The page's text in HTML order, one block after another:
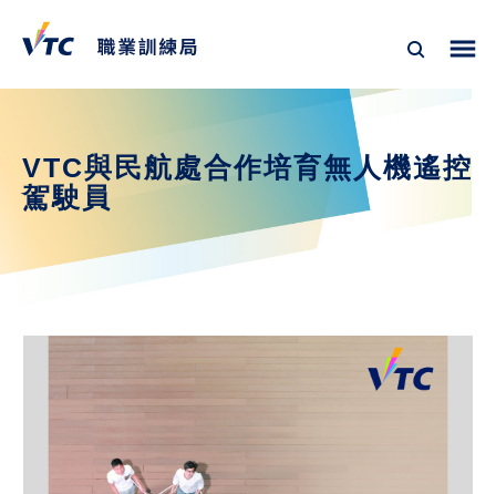
VTC與民航處合作培育無人機遙控
駕駛員